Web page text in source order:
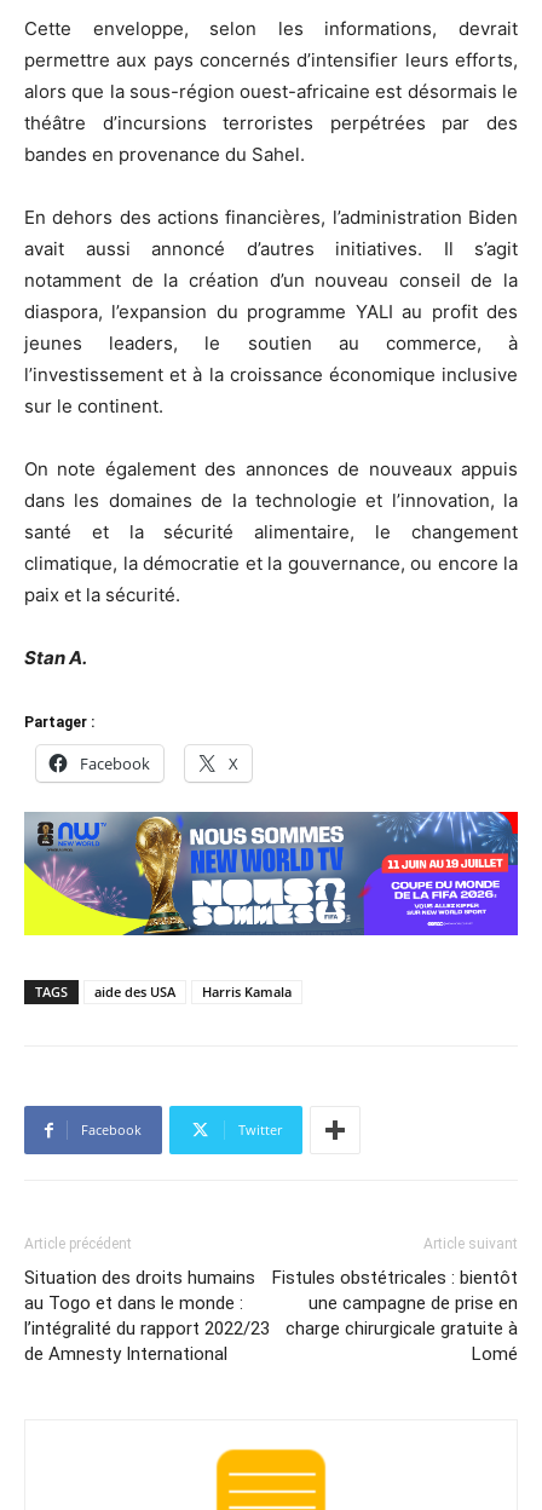
Cette enveloppe, selon les informations, devrait
permettre aux pays concernés d’intensifier leurs efforts,
alors que la sous-région ouest-africaine est désormais le
théâtre d’incursions terroristes perpétrées par des
bandes en provenance du Sahel.
En dehors des actions financières, l’administration Biden
avait aussi annoncé d’autres initiatives. Il s’agit
notamment de la création d’un nouveau conseil de la
diaspora, l’expansion du programme YALI au profit des
jeunes leaders, le soutien au commerce, à
l’investissement et à la croissance économique inclusive
sur le continent.
On note également des annonces de nouveaux appuis
dans les domaines de la technologie et l’innovation, la
santé et la sécurité alimentaire, le changement
climatique, la démocratie et la gouvernance, ou encore la
paix et la sécurité.
Stan A.
Partager :
Facebook X
TAGS aide des USA Harris Kamala
Facebook Twitter
Article précédent
Situation des droits humains
au Togo et dans le monde :
l’intégralité du rapport 2022/23
de Amnesty International
Article suivant
Fistules obstétricales : bientôt
une campagne de prise en
charge chirurgicale gratuite à
Lomé